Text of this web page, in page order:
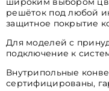
решёток под любой
защитное покрытие
Для моделей с
подключение к
Внутрипольные
сертифицированы,